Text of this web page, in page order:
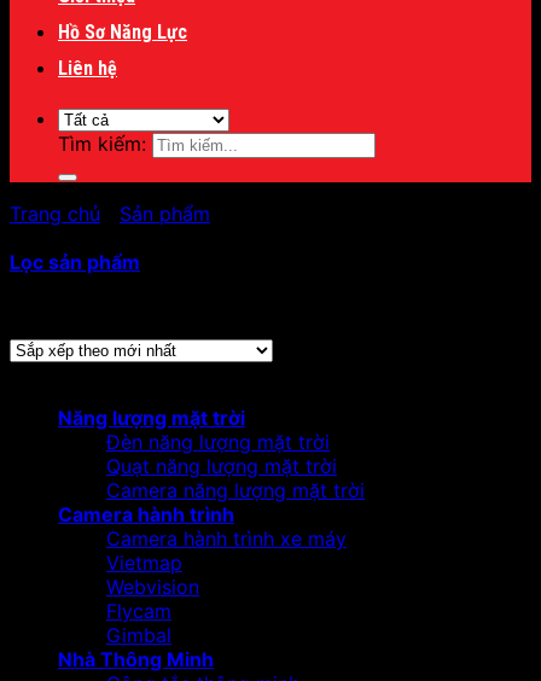
Hồ Sơ Năng Lực
Liên hệ
Tìm kiếm:
Trang chủ Sản phẩm
Lọc sản phẩm
Năng lượng mặt trời
Đèn năng lượng mặt trời
Quạt năng lượng mặt trời
Camera năng lượng mặt trời
Camera hành trình
Camera hành trình xe máy
Vietmap
Webvision
Flycam
Gimbal
Nhà Thông Minh